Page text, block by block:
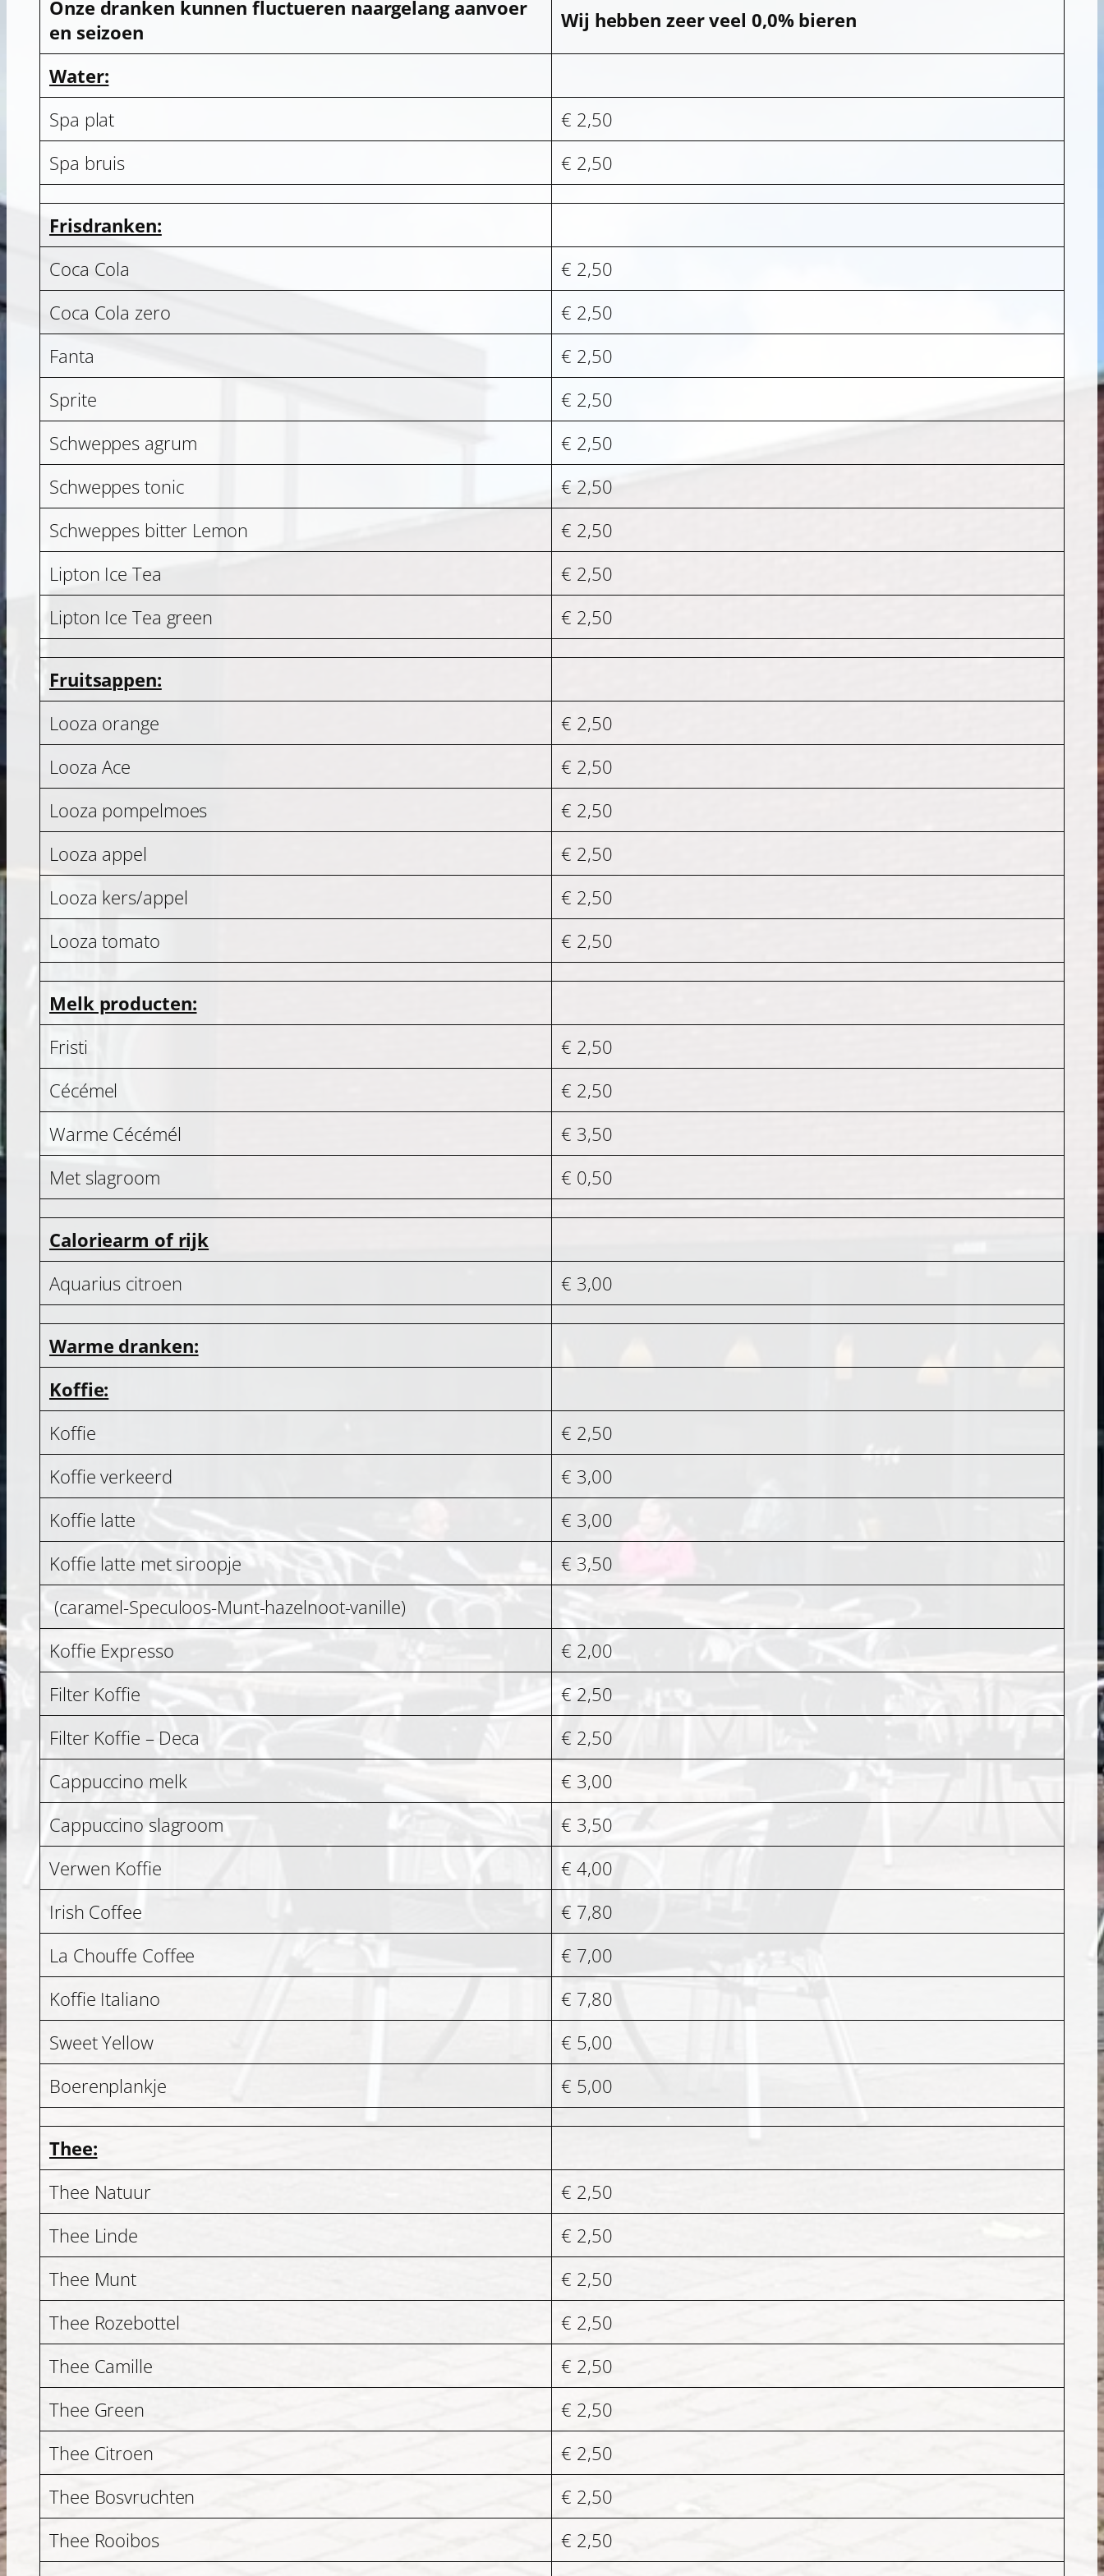
Onze dranken kunnen fluctueren naargelang aanvoer
en seizoen
Wij hebben zeer veel 0,0% bieren
Water:
Spa plat
€ 2,50
Spa bruis
€ 2,50
Frisdranken:
Coca Cola
€ 2,50
Coca Cola zero
€ 2,50
Fanta
€ 2,50
Sprite
€ 2,50
Schweppes agrum
€ 2,50
Schweppes tonic
€ 2,50
Schweppes bitter Lemon
€ 2,50
Lipton Ice Tea
€ 2,50
Lipton Ice Tea green
€ 2,50
Fruitsappen:
Looza orange
€ 2,50
Looza Ace
€ 2,50
Looza pompelmoes
€ 2,50
Looza appel
€ 2,50
Looza kers/appel
€ 2,50
Looza tomato
€ 2,50
Melk producten:
Fristi
€ 2,50
Cécémel
€ 2,50
Warme Cécémél
€ 3,50
Met slagroom
€ 0,50
Caloriearm of rijk
Aquarius citroen
€ 3,00
Warme dranken:
Koffie:
Koffie
€ 2,50
Koffie verkeerd
€ 3,00
Koffie latte
€ 3,00
Koffie latte met siroopje
€ 3,50
(caramel-Speculoos-Munt-hazelnoot-vanille)
Koffie Expresso
€ 2,00
Filter Koffie
€ 2,50
Filter Koffie – Deca
€ 2,50
Cappuccino melk
€ 3,00
Cappuccino slagroom
€ 3,50
Verwen Koffie
€ 4,00
Irish Coffee
€ 7,80
La Chouffe Coffee
€ 7,00
Koffie Italiano
€ 7,80
Sweet Yellow
€ 5,00
Boerenplankje
€ 5,00
Thee:
Thee Natuur
€ 2,50
Thee Linde
€ 2,50
Thee Munt
€ 2,50
Thee Rozebottel
€ 2,50
Thee Camille
€ 2,50
Thee Green
€ 2,50
Thee Citroen
€ 2,50
Thee Bosvruchten
€ 2,50
Thee Rooibos
€ 2,50